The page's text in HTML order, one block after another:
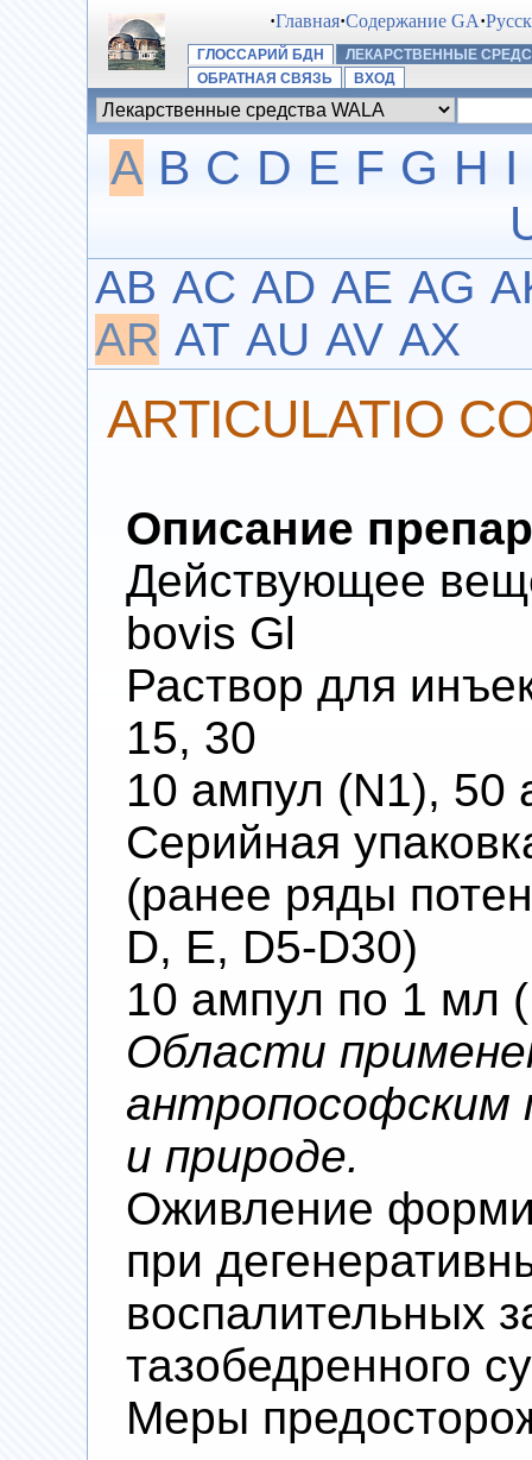
·Главная·Содержание GA·
ГЛОССАРИЙ БДН
ЛЕКАРСТВЕННЫЕ
ОБРАТНАЯ СВЯЗЬ
ВХОД
A B C D E F G H I
AB AC AD AE AG
AR AT AU AV AX
ARTICULATIO
Описание
Действующее
bovis Gl
Раствор для
15, 30
10 ампул (N1), 50
Серийная
(ранее ряды
D, E, D5-D30)
10 ампул по 1 мл
Области
антропософским
и природе.
Оживление
при
воспалительных
тазобедренного
Меры